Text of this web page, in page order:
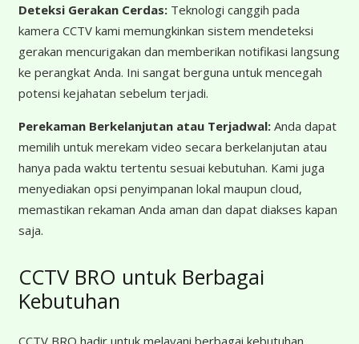
Deteksi Gerakan Cerdas:Teknologi canggih pada
kamera CCTV kami memungkinkan sistem mendeteksi
gerakan mencurigakan dan memberikan notifikasi langsung
ke perangkat Anda. Ini sangat berguna untuk mencegah
potensi kejahatan sebelum terjadi.
Perekaman Berkelanjutan atau Terjadwal:Anda dapat
memilih untuk merekam video secara berkelanjutan atau
hanya pada waktu tertentu sesuai kebutuhan. Kami juga
menyediakan opsi penyimpanan lokal maupun cloud,
memastikan rekaman Anda aman dan dapat diakses kapan
saja.
CCTV BRO untuk Berbagai
Kebutuhan